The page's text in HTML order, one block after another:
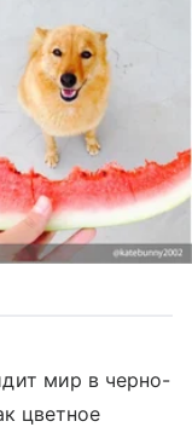
мир в черно-
цветное